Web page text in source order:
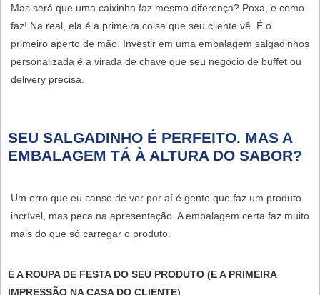
Mas será que uma caixinha faz mesmo diferença? Poxa, e como
faz! Na real, ela é a primeira coisa que seu cliente vê. É o
primeiro aperto de mão. Investir em uma embalagem salgadinhos
personalizada é a virada de chave que seu negócio de buffet ou
delivery precisa.
SEU SALGADINHO É PERFEITO. MAS A
EMBALAGEM TÁ À ALTURA DO SABOR?
Um erro que eu canso de ver por aí é gente que faz um produto
incrível, mas peca na apresentação. A embalagem certa faz muito
mais do que só carregar o produto.
É A ROUPA DE FESTA DO SEU PRODUTO (E A PRIMEIRA
IMPRESSÃO NA CASA DO CLIENTE)